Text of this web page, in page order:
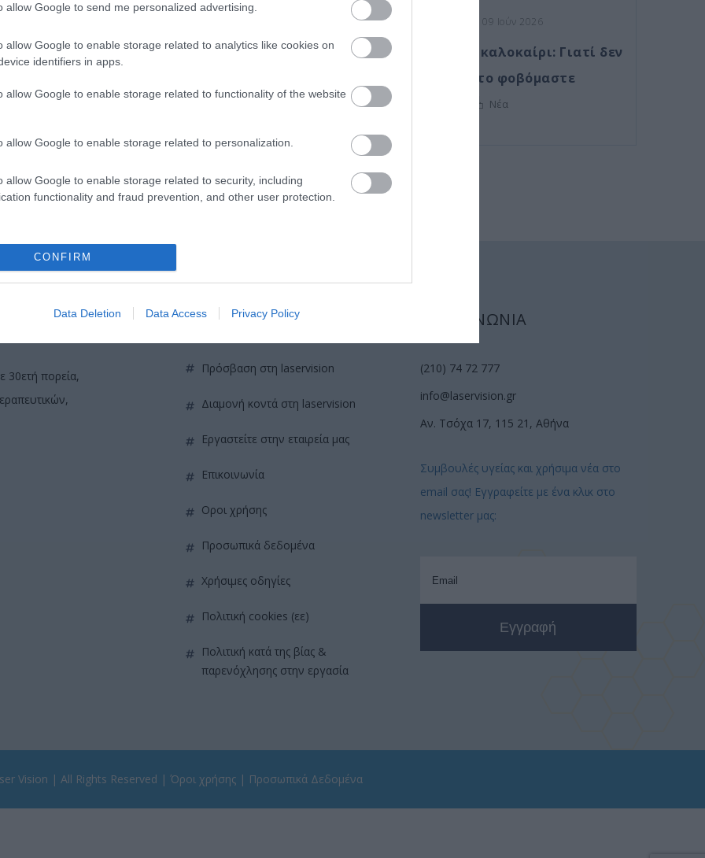
allow Google to send me personalized advertising.
allow Google to enable storage related to analytics like cookies on
identifiers in apps.
allow Google to enable storage related to functionality of the website
allow Google to enable storage related to personalization.
allow Google to enable storage related to security, including
functionality and fraud prevention, and other user protection.
CONFIRM
Data Deletion Data Access Privacy Policy
η πιο επικίνδυνη εποχή για τα μάτια;
Posted on 09 Ιούν 2026
Laser μυωπίας το καλοκαίρι: Γιατί δεν
πρέπει να το φοβόμαστε
Νέα
πορεία,
QUICK LINKS
πρόσβαση στη laservision
διαμονή κοντά στη laservision
εργαστείτε στην εταιρεία μας
επικοινωνία
όροι χρήσης
προσωπικά δεδομένα
χρήσιμες οδηγίες
πολιτική cookies (εε)
πολιτική κατά της βίας &
παρενόχλησης στην εργασία
ΕΠΙΚΟΙΝΩΝΙΑ
(210) 74 72 777
info@laservision.gr
Αν. Τσόχα 17, 115 21, Αθήνα
Συμβουλές υγείας και χρήσιμα νέα στο
email σας! Εγγραφείτε με ένα κλικ στο
newsletter μας:
Vision | All Rights Reserved | Όροι χρήσης | Προσωπικά Δεδομένα